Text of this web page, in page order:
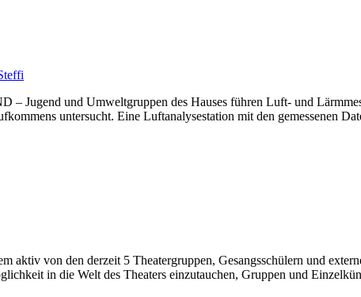
Jugend und Umweltgruppen des Hauses führen Luft- und
untersucht. Eine Luftanalysestation mit den gemessenen
aktiv von den derzeit 5 Theatergruppen, Gesangsschülern und
in die Welt des Theaters einzutauchen, Gruppen und